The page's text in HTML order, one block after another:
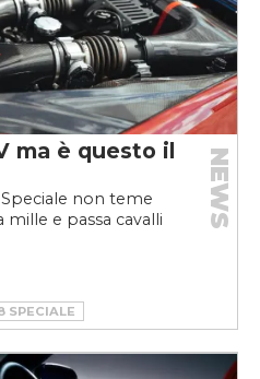
ma è questo il
Speciale non teme
e passa cavalli
NEWS
SPECIALE